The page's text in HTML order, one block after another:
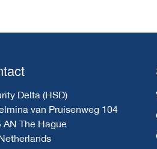
Delta (HSD)
van Pruisenweg 104
AN The Hague